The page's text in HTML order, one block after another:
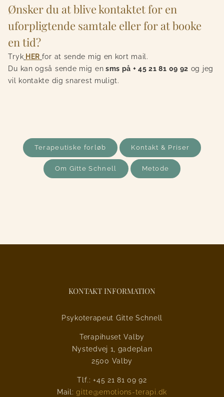
Ønsker du at blive kontaktet for en
uforpligtende samtale eller for at booke
en tid?
Tryk HER for at sende mig en kort mail.
Du kan også sende mig en sms på + 45 21 81 09 92 og jeg
vil kontakte dig snarest muligt.
Terapeutiske forløb Kontakt & Priser
Om Gitte Schnell Metode
KONTAKT INFORMATION
Psykoterapeut Gitte Schnell
Terapihuset Valby
Nystedvej 1, gadeplan
2500 Valby
Tlf.: +45 21 81 09 92
Mail:gitte@emotions-terapi.dk